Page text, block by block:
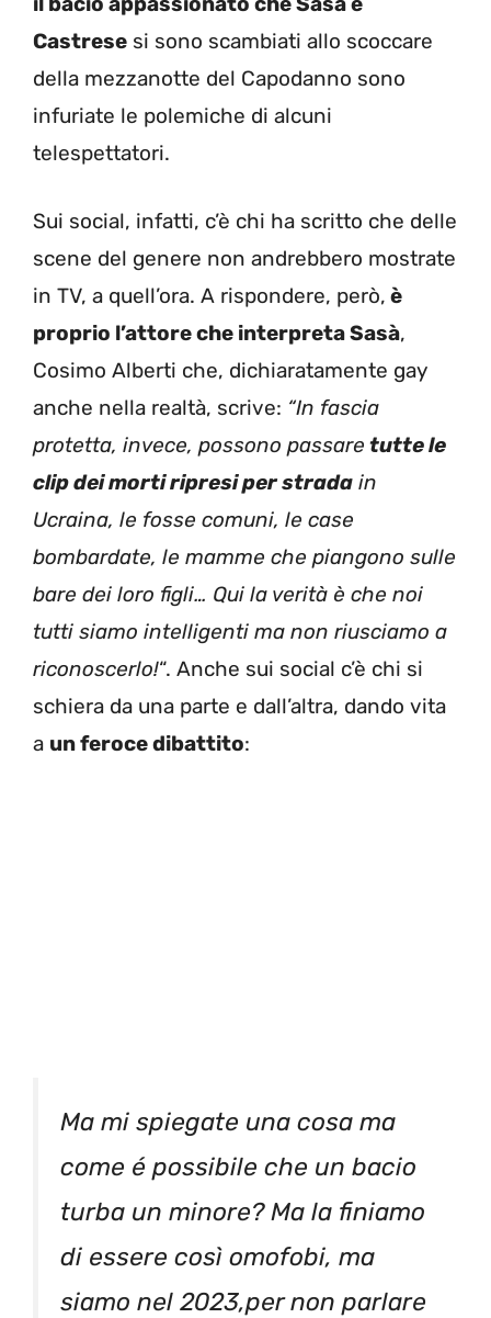
Castrese si sono scambiati allo scoccare
della mezzanotte del Capodanno sono
infuriate le polemiche di alcuni
telespettatori.
Sui social, infatti, c’è chi ha scritto che delle
scene del genere non andrebbero mostrate
in TV, a quell’ora. A rispondere, però, è
proprio l’attore che interpreta Sasà,
Cosimo Alberti che, dichiaratamente gay
anche nella realtà, scrive: “In fascia
protetta, invece, possono passare tutte le
clip dei morti ripresi per strada in
Ucraina, le fosse comuni, le case
bombardate, le mamme che piangono sulle
bare dei loro figli… Qui la verità è che noi
tutti siamo intelligenti ma non riusciamo a
riconoscerlo!“. Anche sui social c’è chi si
schiera da una parte e dall’altra, dando vita
a un feroce dibattito:
Ma mi spiegate una cosa ma
come é possibile che un bacio
turba un minore? Ma la finiamo
di essere così omofobi, ma
siamo nel 2023,per non parlare